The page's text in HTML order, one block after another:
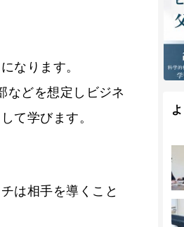
なります。
などを想定しビジネ
て学びます。
は相手を導くこと